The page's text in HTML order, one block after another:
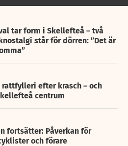
tar form i Skellefteå – två
står för dörren: ”Det är
efter krasch – och
centrum
fortsätter: Påverkan för
och förare